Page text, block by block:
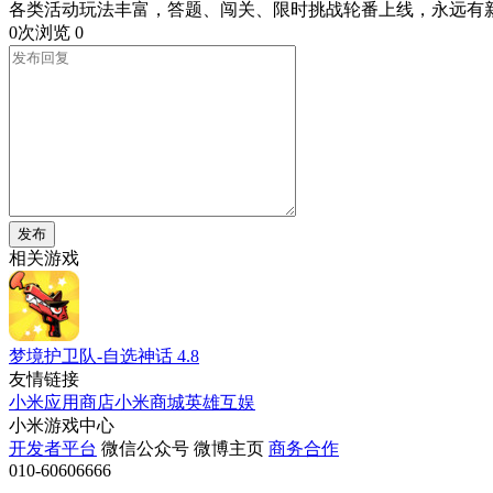
各类活动玩法丰富，答题、闯关、限时挑战轮番上线，永远有
0次浏览 0
发布
相关游戏
梦境护卫队-自选神话 4.8
友情链接
小米应用商店小米商城英雄互娱
小米游戏中心
开发者平台 微信公众号 微博主页 商务合作
010-60606666